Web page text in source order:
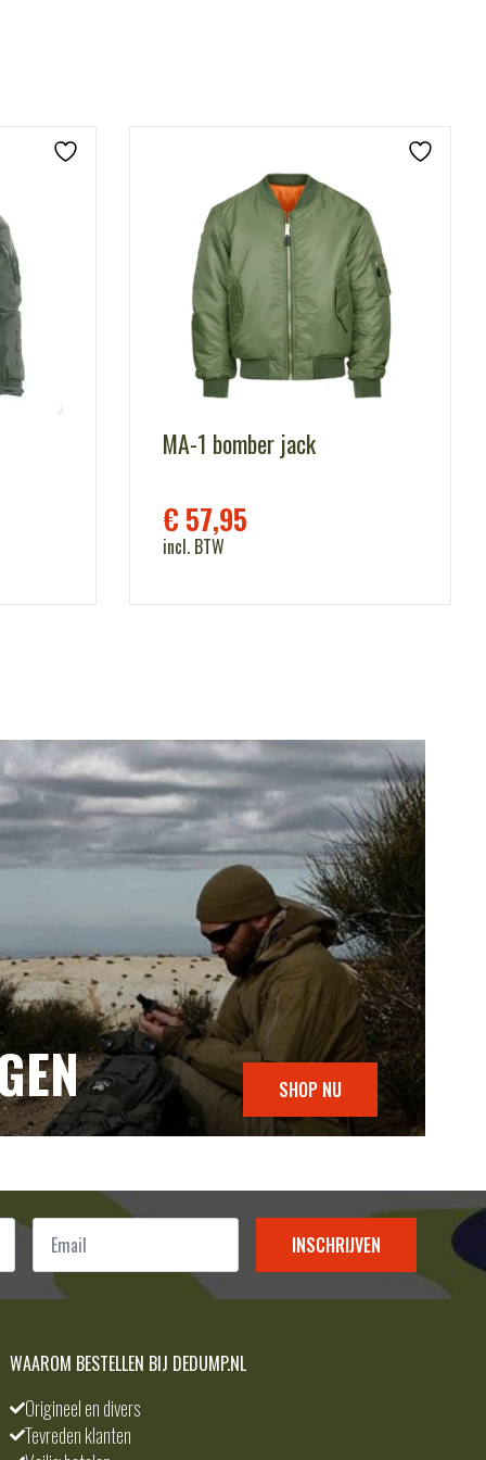
MA-1 bomber jack
€ 57,95
incl. BTW
SHOP NU
Email
INSCHRIJVEN
WAAROM BESTELLEN BIJ DEDUMP.NL
Origineel en divers
Tevreden klanten